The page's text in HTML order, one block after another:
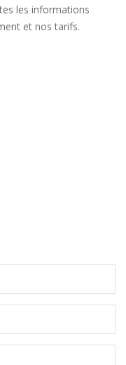
les informations
et nos tarifs.